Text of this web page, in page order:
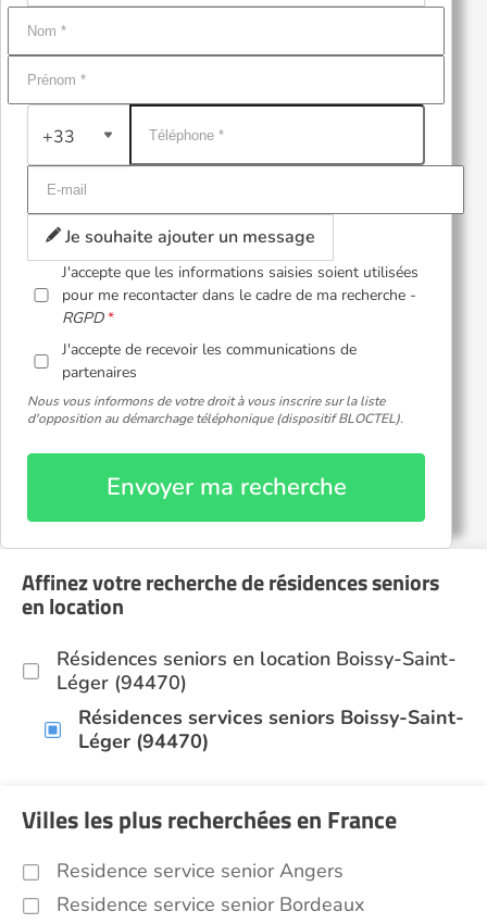
+33
Je souhaite ajouter un message
J'accepte que les informations saisies soient utilisées
pour me recontacter dans le cadre de ma recherche -
RGPD
J'accepte de recevoir les communications de
partenaires
Nous vous informons de votre droit à vous inscrire sur la liste
d'opposition au démarchage téléphonique (dispositif BLOCTEL).
Envoyer ma recherche
Affinez votre recherche de résidences seniors
en location
Résidences seniors en location Boissy-Saint-
Léger (94470)
Résidences services seniors Boissy-Saint-
Léger (94470)
Villes les plus recherchées en France
Residence service senior Angers
Residence service senior Bordeaux